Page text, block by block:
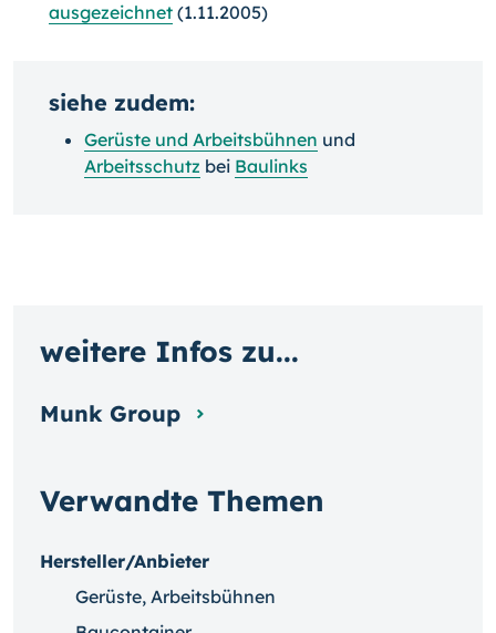
ausgezeichnet (1.11.2005)
siehe zudem:
Gerüste und Arbeitsbühnen und
Arbeitsschutz bei Baulinks
Verwandte Themen
Hersteller/Anbieter
Gerüste, Arbeitsbühnen
weitere Infos zu...
Munk Group